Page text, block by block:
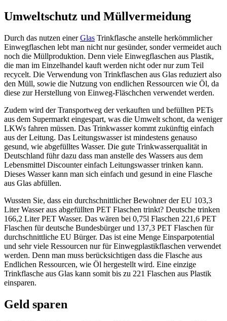
Umweltschutz und Müllvermeidung
Durch das nutzen einerGlas Trinkflasche anstelle herkömmlicher
Einwegflaschen lebt man nicht nur gesünder, sonder vermeidet auch
noch die Müllproduktion. Denn viele Einwegflaschen aus Plastik,
die man im Einzelhandel kauft werden nicht oder nur zum Teil
recycelt. Die Verwendung von Trinkflaschen aus Glas reduziert also
den Müll, sowie die Nutzung von endlichen Ressourcen wie Öl, da
diese zur Herstellung von Einweg-Fläschchen verwendet werden.
Zudem wird der Transportweg der verkauften und befüllten PETs
aus dem Supermarkt eingespart, was die Umwelt schont, da weniger
LKWs fahren müssen. Das Trinkwasser kommt zukünftig einfach
aus der Leitung. Das Leitungswasser ist mindestens genauso
gesund, wie abgefülltes Wasser. Die gute Trinkwasserqualität in
Deutschland führ dazu dass man anstelle des Wassers aus dem
Lebensmittel Discounter einfach Leitungswasser trinken kann.
Dieses Wasser kann man sich einfach und gesund in eine Flasche
aus Glas abfüllen.
Wussten Sie, dass ein durchschnittlicher Bewohner der EU 103,3
Liter Wasser aus abgefüllten PET Flaschen trinkt? Deutsche trinken
166,2 Liter PET Wasser. Das wären bei 0,75l Flaschen 221,6 PET
Flaschen für deutsche Bundesbürger und 137,3 PET Flaschen für
durchschnittliche EU Bürger. Das ist eine Menge Einsparpotential
und sehr viele Ressourcen nur für Einwegplastikflaschen verwendet
werden. Denn man muss berücksichtigen dass die Flasche aus
Endlichen Ressourcen, wie Öl hergestellt wird. Eine einzige
Trinkflasche aus Glas kann somit bis zu 221 Flaschen aus Plastik
einsparen.
Geld sparen